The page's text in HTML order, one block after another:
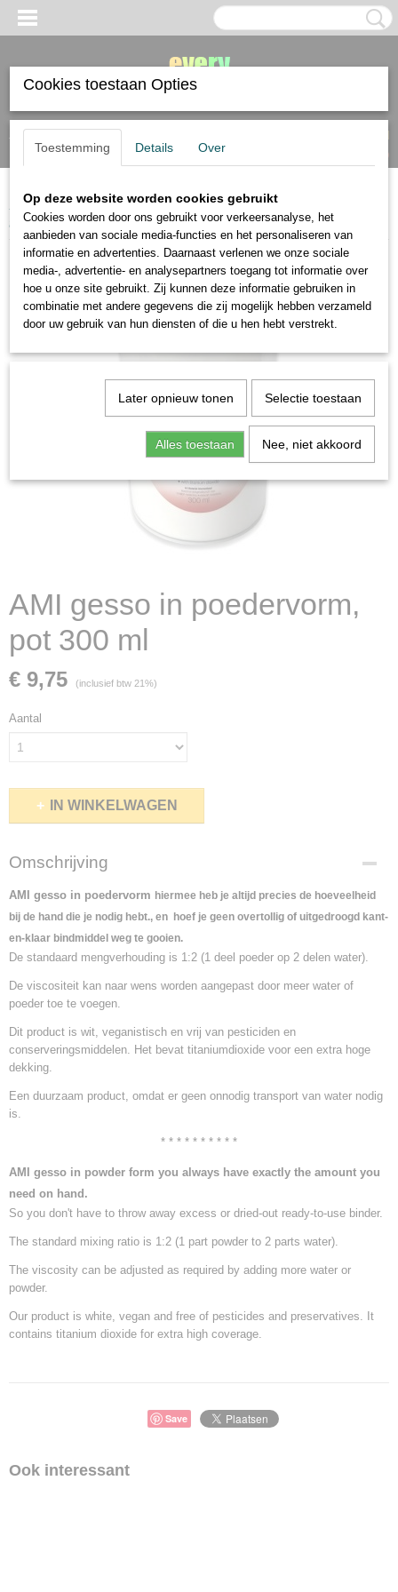
Inloggen Registreren
(0)
Home>diverse materialen>gesso>AMI gesso in poedervorm, pot 300
ml
AMI gesso in poedervorm,
pot 300 ml
€ 9,75 (inclusief btw 21%)
Aantal
IN WINKELWAGEN
Omschrijving
AMI gesso in poedervorm hiermee heb je altijd precies de hoeveelheid
bij de hand die je nodig hebt., en hoef je geen overtollig of uitgedroogd kant-
en-klaar bindmiddel weg te gooien.
De standaard mengverhouding is 1:2 (1 deel poeder op 2 delen water).
De viscositeit kan naar wens worden aangepast door meer water of
poeder toe te voegen.
Dit product is wit, veganistisch en vrij van pesticiden en
conserveringsmiddelen. Het bevat titaniumdioxide voor een extra hoge
dekking.
Een duurzaam product, omdat er geen onnodig transport van water nodig
is.
* * * * * * * * * *
AMI gesso in powder form you always have exactly the amount you
need on hand.
So you don't have to throw away excess or dried-out ready-to-use binder.
The standard mixing ratio is 1:2 (1 part powder to 2 parts water).
The viscosity can be adjusted as required by adding more water or
powder.
Our product is white, vegan and free of pesticides and preservatives. It
contains titanium dioxide for extra high coverage.
Save
Ook interessant
Cookies toestaan Opties
Toestemming Details Over
Op deze website worden cookies gebruikt
Cookies worden door ons gebruikt voor verkeersanalyse, het
aanbieden van sociale media-functies en het personaliseren van
informatie en advertenties. Daarnaast verlenen we onze sociale
media-, advertentie- en analysepartners toegang tot informatie over
hoe u onze site gebruikt. Zij kunnen deze informatie gebruiken in
combinatie met andere gegevens die zij mogelijk hebben verzameld
door uw gebruik van hun diensten of die u hen hebt verstrekt.
Later opnieuw tonen Selectie toestaan
Alles toestaan Nee, niet akkoord